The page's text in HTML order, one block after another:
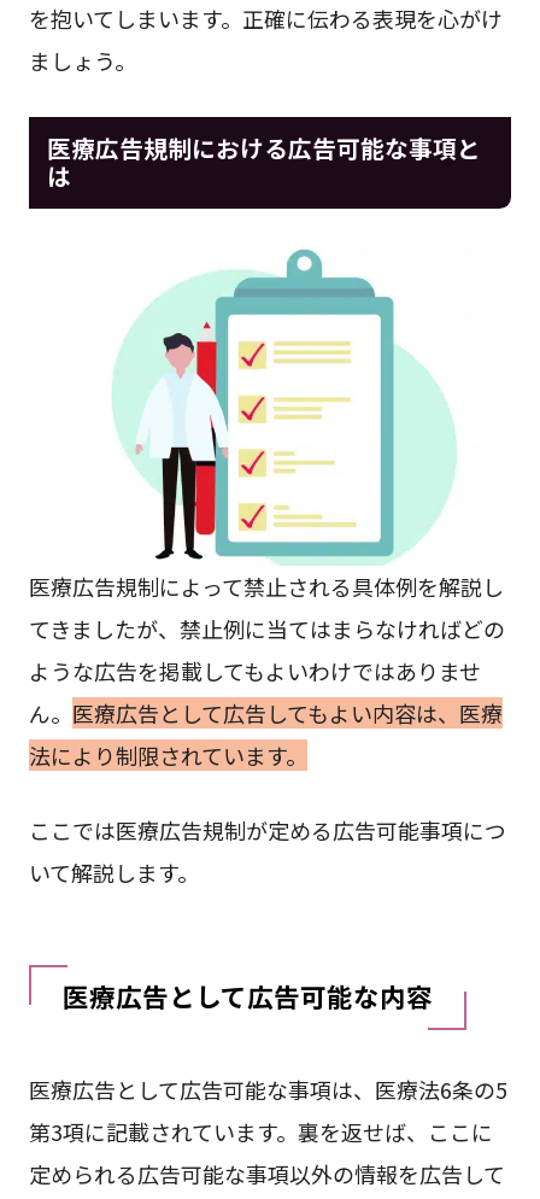
を抱いてしまいます。正確に伝わる表現を心がけ
ましょう。
医療広告規制における広告可能な事項と
は
医療広告規制によって禁止される具体例を解説し
てきましたが、禁止例に当てはまらなければどの
ような広告を掲載してもよいわけではありませ
ん。 医療広告として広告してもよい内容は、医療
法により制限されています。
ここでは医療広告規制が定める広告可能事項につ
いて解説します。
医療広告として広告可能な内容
医療広告として広告可能な事項は、医療法6条の5
第3項に記載されています。裏を返せば、ここに
定められる広告可能な事項以外の情報を広告して